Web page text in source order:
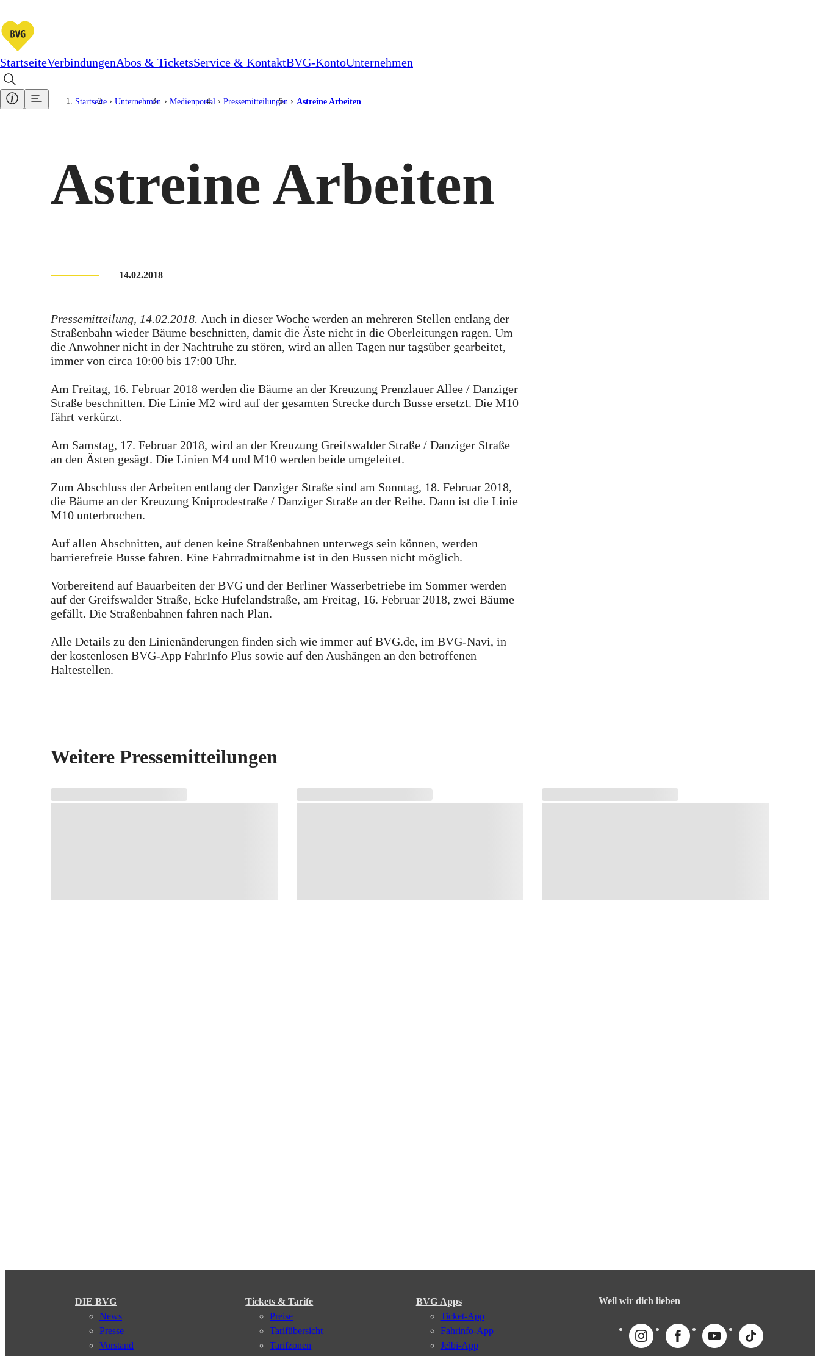
StartseiteVerbindungenAbos & TicketsService & KontaktBVG-KontoUnternehmen
Startseite Unternehmen Medienportal Pressemitteilungen Astreine Arbeiten
Astreine Arbeiten
14.02.2018
Pressemitteilung, 14.02.2018. Auch in dieser Woche werden an mehreren Stellen entlang der
Straßenbahn wieder Bäume beschnitten, damit die Äste nicht in die Oberleitungen ragen. Um
die Anwohner nicht in der Nachtruhe zu stören, wird an allen Tagen nur tagsüber gearbeitet,
immer von circa 10:00 bis 17:00 Uhr.
Am Freitag, 16. Februar 2018 werden die Bäume an der Kreuzung Prenzlauer Allee / Danziger
Straße beschnitten. Die Linie M2 wird auf der gesamten Strecke durch Busse ersetzt. Die M10
fährt verkürzt.
Am Samstag, 17. Februar 2018, wird an der Kreuzung Greifswalder Straße / Danziger Straße
an den Ästen gesägt. Die Linien M4 und M10 werden beide umgeleitet.
Zum Abschluss der Arbeiten entlang der Danziger Straße sind am Sonntag, 18. Februar 2018,
die Bäume an der Kreuzung Kniprodestraße / Danziger Straße an der Reihe. Dann ist die Linie
M10 unterbrochen.
Auf allen Abschnitten, auf denen keine Straßenbahnen unterwegs sein können, werden
barrierefreie Busse fahren. Eine Fahrradmitnahme ist in den Bussen nicht möglich.
Vorbereitend auf Bauarbeiten der BVG und der Berliner Wasserbetriebe im Sommer werden
auf der Greifswalder Straße, Ecke Hufelandstraße, am Freitag, 16. Februar 2018, zwei Bäume
gefällt. Die Straßenbahnen fahren nach Plan.
Alle Details zu den Linienänderungen finden sich wie immer auf BVG.de, im BVG-Navi, in
der kostenlosen BVG-App FahrInfo Plus sowie auf den Aushängen an den betroffenen
Haltestellen.
Weitere Pressemitteilungen
DIE BVG
News
Presse
Vorstand
Tickets & Tarife
Preise
Tarifübersicht
Tarifzonen
BVG Apps
Ticket-App
Fahrinfo-App
Jelbi-App
Weil wir dich lieben